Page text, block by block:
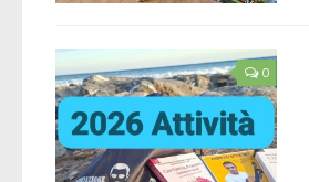
0